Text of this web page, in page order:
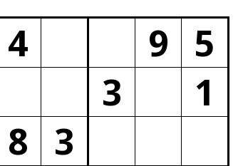
4 9 5
3
1
8 3